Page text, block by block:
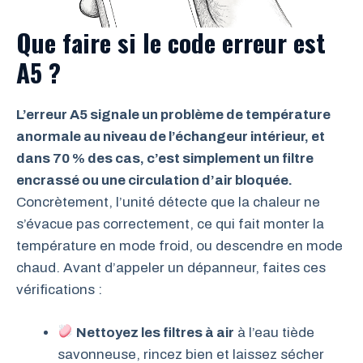
Que faire si le code erreur est
A5 ?
L’erreur A5 signale un problème de température
anormale au niveau de l’échangeur intérieur, et
dans 70 % des cas, c’est simplement un filtre
encrassé ou une circulation d’air bloquée.
Concrètement, l’unité détecte que la chaleur ne
s’évacue pas correctement, ce qui fait monter la
température en mode froid, ou descendre en mode
chaud. Avant d’appeler un dépanneur, faites ces
vérifications :
Nettoyez les filtres à air à l’eau tiède
savonneuse, rincez bien et laissez sécher